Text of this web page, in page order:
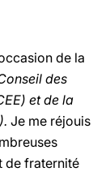
de la
des
et de la
Je me réjouis
de fraternité